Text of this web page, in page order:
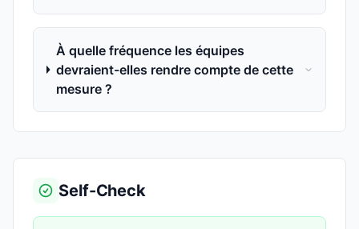
À quelle fréquence les équipes
devraient-elles rendre compte de cette
mesure ?
Self-Check